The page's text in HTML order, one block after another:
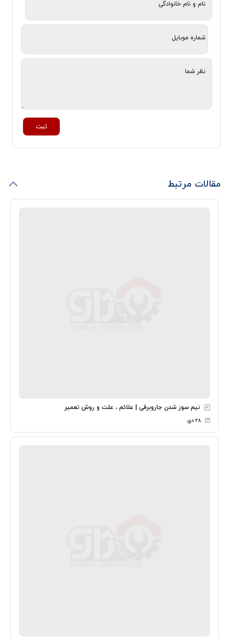
نام و نام خانوادگی
شماره موبایل
نظر شما
ثبت
مقالات مرتبط
نیم سوز شدن جاروبرقی | علائم ، علت و روش تعمیر
۲۸ دی